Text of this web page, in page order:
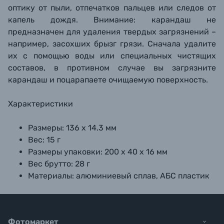
оптику от пыли, отпечатков пальцев или следов от
капель дождя. Внимание: карандаш не
предназначен для удаления твердых загрязнений –
например, засохших брызг грязи. Сначала удалите
их с помощью воды или специальных чистящих
составов, в противном случае вы загрязните
карандаш и поцарапаете очищаемую поверхность.
Характеристики
Размеры: 136 х 14.3 мм
Вес: 15 г
Размеры упаковки: 200 х 40 х 16 мм
Вес брутто: 28 г
Материалы: алюминиевый сплав, АБС пластик
Фотомаркет